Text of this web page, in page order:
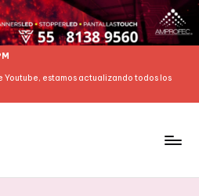
Youtube, estamos actualizando todos los